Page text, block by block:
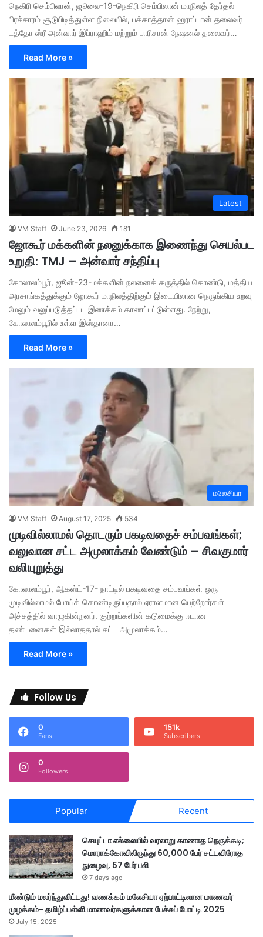
நெகிரி செம்பிலான், ஜூலை-19-நெகிரி செம்பிலான் மாநிலத் தேர்தல்
பிரச்சாரம் சூடுபிடித்துள்ள நிலையில், பக்காத்தான் ஹராப்பான் தலைவர்
டத்தோ ஸ்ரீ அன்வார் இப்ராஹிம் மற்றும் பாரிசான் நேஷனல் தலைவர்…
Read More »
Latest
VM Staff June 23, 2026 181
ஜோகூர் மக்களின் நலனுக்காக இணைந்து செயல்பட
உறுதி: TMJ – அன்வார் சந்திப்பு
கோலாலம்பூர், ஜூன்-23-மக்களின் நலனைக் கருத்தில் கொண்டு, மத்திய
அரசாங்கத்துக்கும் ஜோகூர் மாநிலத்திற்கும் இடையிலான நெருங்கிய உறவு
மேலும் வலுப்படுத்தப்பட இணக்கம் காணப்பட்டுள்ளது. ​நேற்று,
கோலாலம்பூரில் உள்ள இஸ்தானா…
Read More »
மலேசியா
VM Staff August 17, 2025 534
முடிவில்லாமல் தொடரும் பகடிவதைச் சம்பவங்கள்;
வலுவான சட்ட அமுலாக்கம் வேண்டும் – சிவகுமார்
வலியுறுத்து
கோலாலம்பூர், ஆகஸ்ட்-17- நாட்டில் பகடிவதை சம்பவங்கள் ஒரு
முடிவில்லாமல் போய்க் கொண்டிருப்பதால் ஏராளமான பெற்றோர்கள்
அச்சத்தில் வாழுகின்றனர். குற்றங்களின் கடுமைக்கு ஈடான
தண்டனைகள் இல்லாததால் சட்ட அமுலாக்கம்…
Read More »
Follow Us
0
Fans
151k
Subscribers
0
Followers
Popular Recent
செயுட்டா எல்லையில் வரலாறு காணாத நெருக்கடி;
மொராக்கோவிலிருந்து 60,000 பேர் சட்டவிரோத
நுழைவு, 57 பேர் பலி
7 days ago
மீண்டும் மலர்ந்துவிட்டது! வணக்கம் மலேசியா ஏற்பாட்டிலான மாணவர்
முழக்கம்- தமிழ்ப்பள்ளி மாணவர்களுக்கான பேச்சுப் போட்டி 2025
July 15, 2025